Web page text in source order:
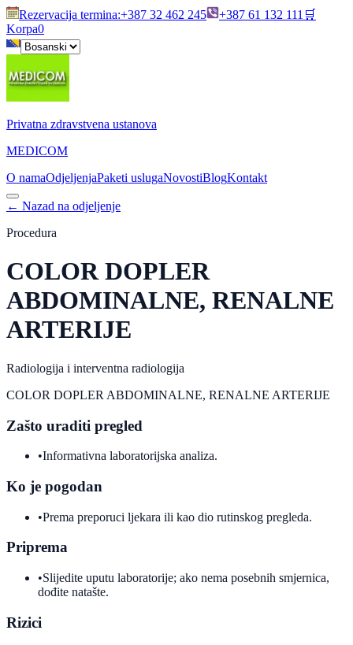
Rezervacija termina:+387 32 462 245 +387 61 132 111 🛒
Korpa0
Privatna zdravstvena ustanova
MEDICOM
O namaOdjeljenjaPaketi uslugaNovostiBlogKontakt
← Nazad na odjeljenje
Procedura
COLOR DOPLER
ABDOMINALNE, RENALNE
ARTERIJE
Radiologija i interventna radiologija
COLOR DOPLER ABDOMINALNE, RENALNE ARTERIJE
Zašto uraditi pregled
•Informativna laboratorijska analiza.
Ko je pogodan
•Prema preporuci ljekara ili kao dio rutinskog pregleda.
Priprema
•Slijedite uputu laboratorije; ako nema posebnih smjernica,
dođite natašte.
Rizici